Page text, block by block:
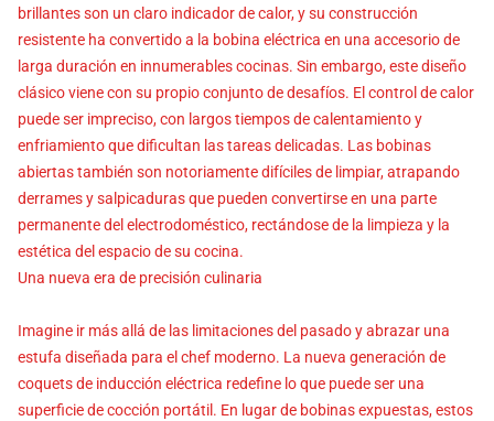
brillantes son un claro indicador de calor, y su construcción
resistente ha convertido a la bobina eléctrica en una accesorio de
larga duración en innumerables cocinas. Sin embargo, este diseño
clásico viene con su propio conjunto de desafíos. El control de calor
puede ser impreciso, con largos tiempos de calentamiento y
enfriamiento que dificultan las tareas delicadas. Las bobinas
abiertas también son notoriamente difíciles de limpiar, atrapando
derrames y salpicaduras que pueden convertirse en una parte
permanente del electrodoméstico, rectándose de la limpieza y la
estética del espacio de su cocina.
Una nueva era de precisión culinaria
Imagine ir más allá de las limitaciones del pasado y abrazar una
estufa diseñada para el chef moderno. La nueva generación de
coquets de inducción eléctrica redefine lo que puede ser una
superficie de cocción portátil. En lugar de bobinas expuestas, estos